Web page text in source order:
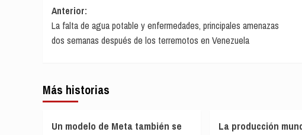
Navegación
de
entradas
Anterior:
La falta de agua potable y enfermedades, principales amenazas
dos semanas después de los terremotos en Venezuela
Más historias
Un modelo de Meta también se
La producción